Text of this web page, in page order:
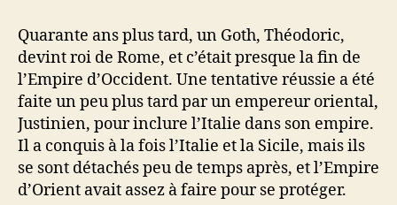
Quarante ans plus tard, un Goth, Théodoric,
devint roi de Rome, et c’était presque la fin de
l’Empire d’Occident. Une tentative réussie a été
faite un peu plus tard par un empereur oriental,
Justinien, pour inclure l’Italie dans son empire.
Il a conquis à la fois l’Italie et la Sicile, mais ils
se sont détachés peu de temps après, et l’Empire
d’Orient avait assez à faire pour se protéger.